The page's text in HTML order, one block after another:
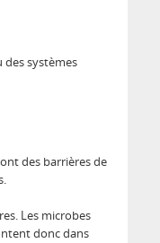
des systèmes
des barrières de
Les microbes
donc dans